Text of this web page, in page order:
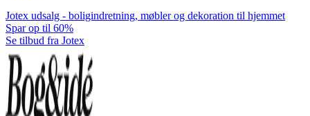
Jotex udsalg - boligindretning, møbler og dekoration til hjemmet
Spar op til 60%
Se tilbud fra Jotex